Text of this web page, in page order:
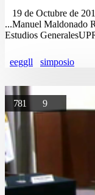
19 de Octubre de
...Manuel Maldonado
Estudios
eeggll simposio
781 9